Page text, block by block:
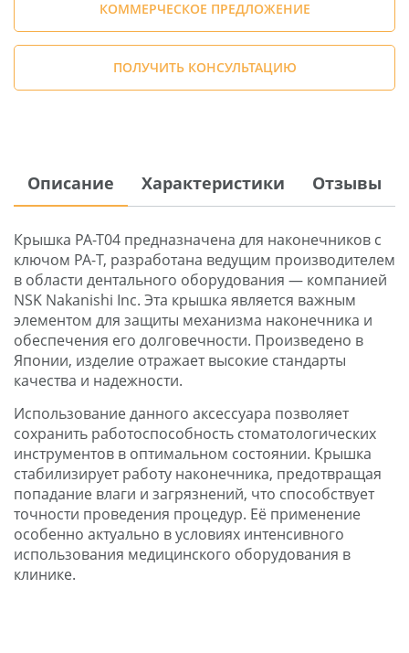
КОММЕРЧЕСКОЕ ПРЕДЛОЖЕНИЕ
ПОЛУЧИТЬ КОНСУЛЬТАЦИЮ
Описание Характеристики Отзывы
Крышка PA-T04 предназначена для наконечников с
ключом PA-Т, разработана ведущим производителем
в области дентального оборудования — компанией
NSK Nakanishi Inc. Эта крышка является важным
элементом для защиты механизма наконечника и
обеспечения его долговечности. Произведено в
Японии, изделие отражает высокие стандарты
качества и надежности.
Использование данного аксессуара позволяет
сохранить работоспособность стоматологических
инструментов в оптимальном состоянии. Крышка
стабилизирует работу наконечника, предотвращая
попадание влаги и загрязнений, что способствует
точности проведения процедур. Её применение
особенно актуально в условиях интенсивного
использования медицинского оборудования в
клинике.